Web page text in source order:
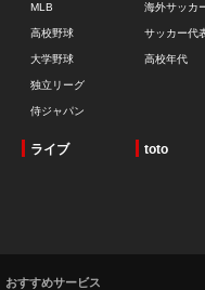
MLB
高校野球
大学野球
独立リーグ
侍ジャパン
海外サッカ
サッカー代
高校年代
ライブ toto
おすすめサービス